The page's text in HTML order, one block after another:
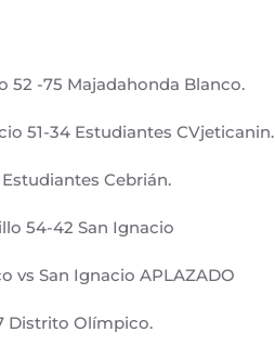
52 -75 Majadahonda Blanco.
51-34 Estudiantes CVjeticanin.
Cebrián.
54-42 San Ignacio
vs San Ignacio APLAZADO
Distrito Olímpico.